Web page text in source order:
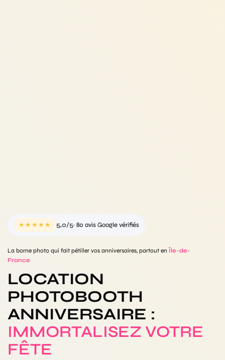
★★★★★ 5,0/5· 80 avis Google vérifiés
La borne photo qui fait pétiller vos anniversaires, partout en Île-de-
France
LOCATION
PHOTOBOOTH
ANNIVERSAIRE :
IMMORTALISEZ VOTRE
FÊTE